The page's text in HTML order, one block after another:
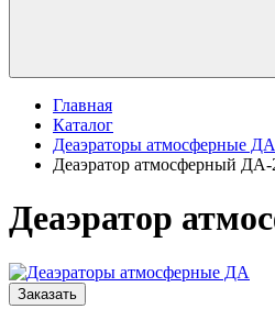
Главная
Каталог
Деаэраторы атмосферные ДА
Деаэратор атмосферный ДА-
Деаэратор
Заказать